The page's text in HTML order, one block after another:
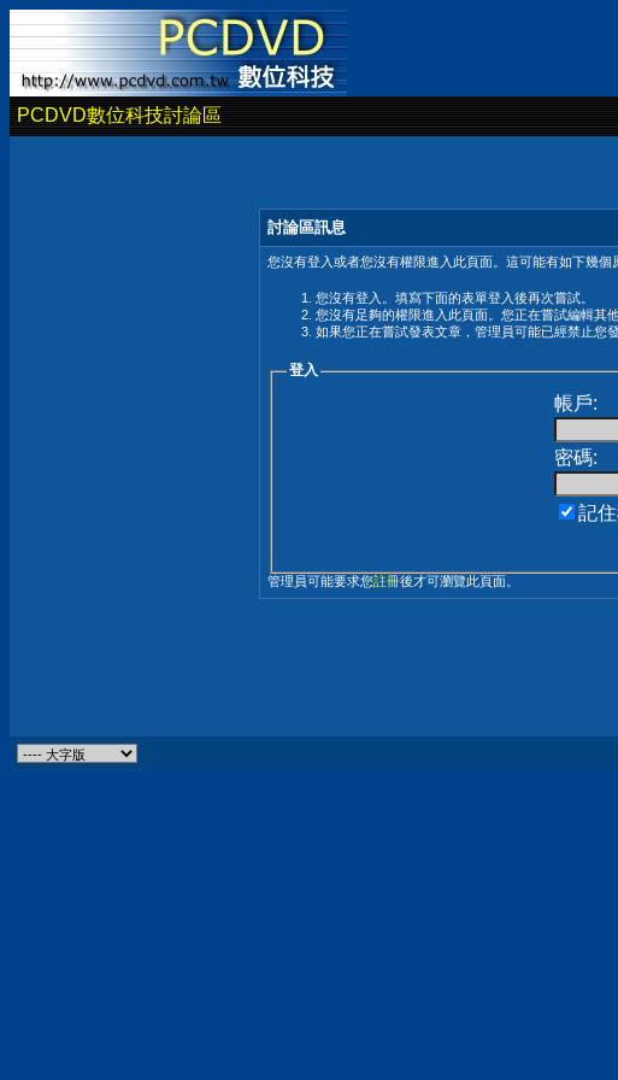
PCDVD數位科技討論區
討論區訊息
您沒有登入或者您沒有權限進入此頁面。這可能有如下幾個
您沒有登入。填寫下面的表單登入後再次嘗試。
您沒有足夠的權限進入此頁面。您正在嘗試編輯其
如果您正在嘗試發表文章，管理員可能已經禁止您
登入
帳戶:
密碼:
記
管理員可能要求您註冊後才可瀏覽此頁面。